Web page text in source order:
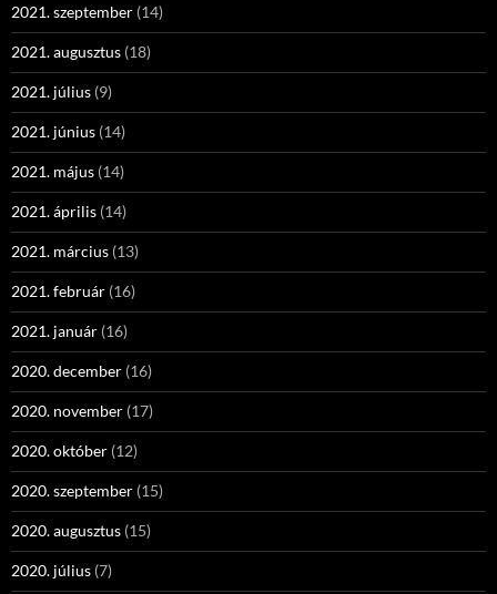
2021. szeptember (14)
2021. augusztus (18)
2021. július (9)
2021. június (14)
2021. május (14)
2021. április (14)
2021. március (13)
2021. február (16)
2021. január (16)
2020. december (16)
2020. november (17)
2020. október (12)
2020. szeptember (15)
2020. augusztus (15)
2020. július (7)